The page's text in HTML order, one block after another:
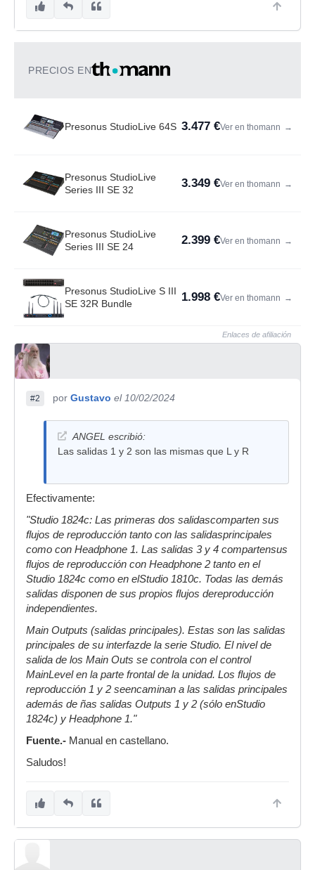
PRECIOS EN
Presonus StudioLive 64S 3.477 €Ver en thomann →
Presonus StudioLive
Series III SE 32
3.349 €Ver en thomann →
Presonus StudioLive
Series III SE 24
2.399 €Ver en thomann →
Presonus StudioLive S III
SE 32R Bundle
1.998 €Ver en thomann →
Enlaces de afiliación
#2 por Gustavo el 10/02/2024
ANGEL escribió:
Las salidas 1 y 2 son las mismas que L y R
Efectivamente:
"Studio 1824c: Las primeras dos salidascomparten sus
flujos de reproducción tanto con las salidasprincipales
como con Headphone 1. Las salidas 3 y 4 compartensus
flujos de reproducción con Headphone 2 tanto en el
Studio 1824c como en elStudio 1810c. Todas las demás
salidas disponen de sus propios flujos dereproducción
independientes.
Main Outputs (salidas principales). Estas son las salidas
principales de su interfazde la serie Studio. El nivel de
salida de los Main Outs se controla con el control
MainLevel en la parte frontal de la unidad. Los flujos de
reproducción 1 y 2 seencaminan a las salidas principales
además de ñas salidas Outputs 1 y 2 (sólo enStudio
1824c) y Headphone 1."
Fuente.- Manual en castellano.
Saludos!